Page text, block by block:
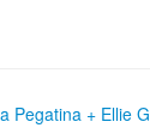
Pegatina + Ellie